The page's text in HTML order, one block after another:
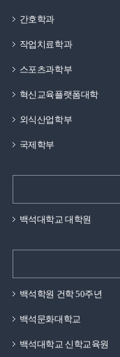
간호학과
작업치료학과
스포츠과학부
혁신교육플랫폼대학
외식산업학부
국제학부
백석대학교 대학원
백석학원 건학 50주년
백석문화대학교
백석대학교 신학교육원